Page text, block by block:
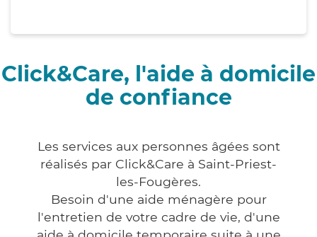
Click&Care, l'aide à domicile
de confiance
Les services aux personnes âgées sont
réalisés par Click&Care à Saint-Priest-
les-Fougères.
Besoin d'une aide ménagère pour
l'entretien de votre cadre de vie, d'une